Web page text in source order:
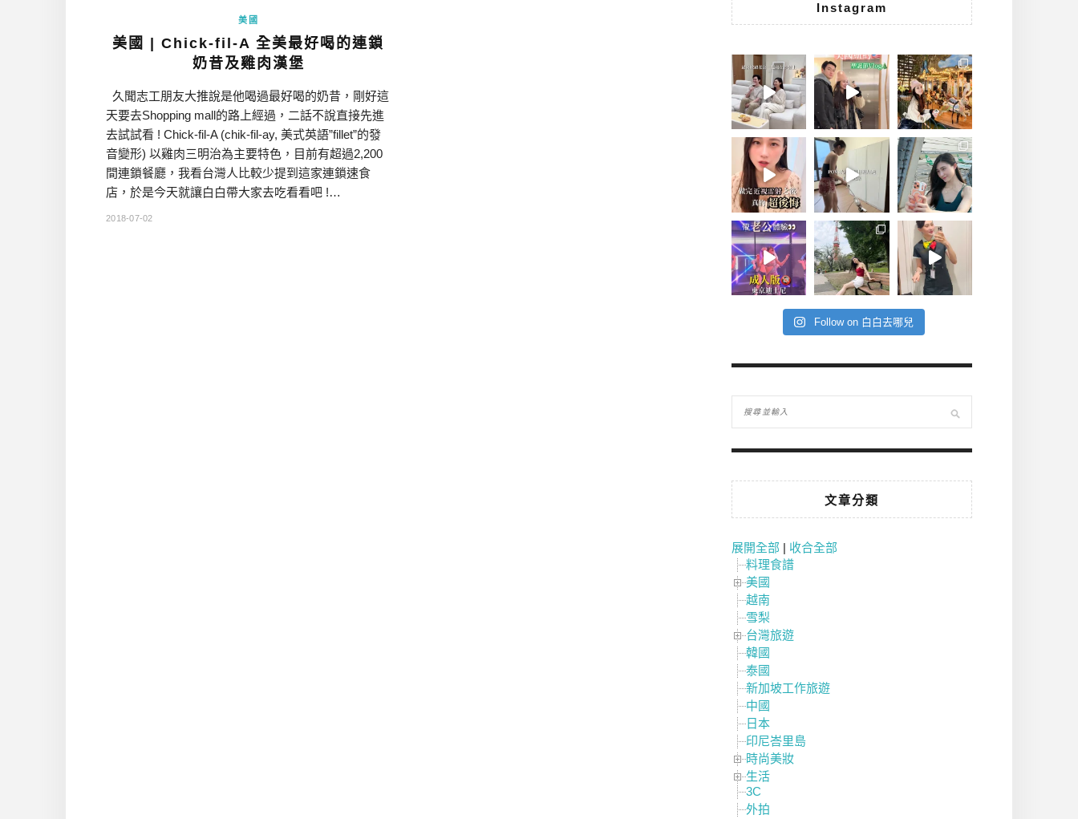
美國
美國 | Chick-fil-A 全美最好喝的連鎖
奶昔及雞肉漢堡
久聞志工朋友大推說是他喝過最好喝的奶昔，剛好這
天要去Shopping mall的路上經過，二話不說直接先進
去試試看 ! Chick-fil-A (chik-fil-ay, 美式英語”fillet”的發
音變形) 以雞肉三明治為主要特色，目前有超過2,200
間連鎖餐廳，我看台灣人比較少提到這家連鎖速食
店，於是今天就讓白白帶大家去吃看看吧 !…
2018-07-02
Instagram
Follow on 白白去哪兒
文章分類
展開全部 | 收合全部
料理食譜
美國
越南
雪梨
台灣旅遊
韓國
泰國
新加坡工作旅遊
中國
日本
印尼峇里島
時尚美妝
生活
3C
外拍